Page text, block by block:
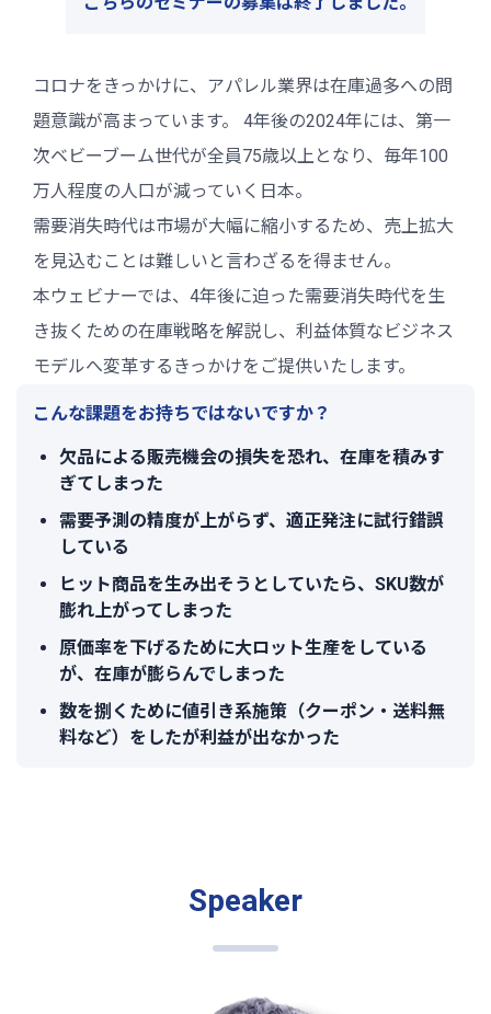
コロナをきっかけに、アパレル業界は在庫過多への問
題意識が高まっています。 4年後の2024年には、第一
次ベビーブーム世代が全員75歳以上となり、毎年100
万人程度の人口が減っていく日本。
需要消失時代は市場が大幅に縮小するため、売上拡大
を見込むことは難しいと言わざるを得ません。
本ウェビナーでは、4年後に迫った需要消失時代を生
き抜くための在庫戦略を解説し、利益体質なビジネス
モデルへ変革するきっかけをご提供いたします。
こんな課題をお持ちではないですか？
欠品による販売機会の損失を恐れ、在庫を積みす
ぎてしまった
需要予測の精度が上がらず、適正発注に試行錯誤
している
ヒット商品を生み出そうとしていたら、SKU数が
膨れ上がってしまった
原価率を下げるために大ロット生産をしている
が、在庫が膨らんでしまった
数を捌くために値引き系施策（クーポン・送料無
料など）をしたが利益が出なかった
Speaker